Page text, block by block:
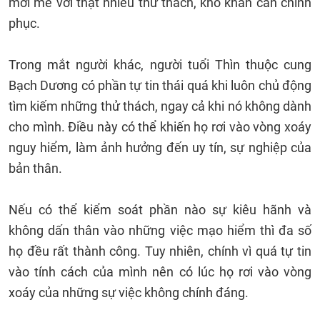
phục.
Trong mắt người khác, người tuổi Thìn thuộc cung
Bạch Dương có phần tự tin thái quá khi luôn chủ động
tìm kiếm những thử thách, ngay cả khi nó không dành
cho mình. Điều này có thể khiến họ rơi vào vòng xoáy
nguy hiểm, làm ảnh hưởng đến uy tín, sự nghiệp của
bản thân.
Nếu có thể kiểm soát phần nào sự kiêu hãnh và
không dấn thân vào những việc mạo hiểm thì đa số
họ đều rất thành công. Tuy nhiên, chính vì quá tự tin
vào tính cách của mình nên có lúc họ rơi vào vòng
xoáy của những sự việc không chính đáng.